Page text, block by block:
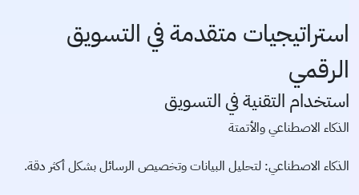
استراتيجيات متقدمة في التسويق
الرقمي
استخدام التقنية في التسويق
الذكاء الاصطناعي والأتمتة
الذكاء الاصطناعي: لتحليل البيانات وتخصيص الرسائل بشكل أكثر دقة.